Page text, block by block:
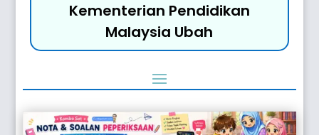
Kementerian Pendidikan
Malaysia Ubah